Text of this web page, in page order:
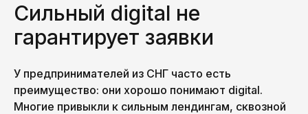
Сильный digital не
гарантирует заявки
У предпринимателей из СНГ часто есть
преимущество: они хорошо понимают digital.
Многие привыкли к сильным лендингам, сквозной